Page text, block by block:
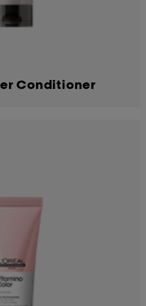
Conditioner